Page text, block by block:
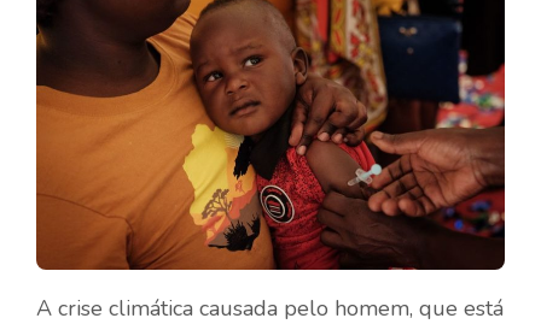
A crise climática causada pelo homem, que está